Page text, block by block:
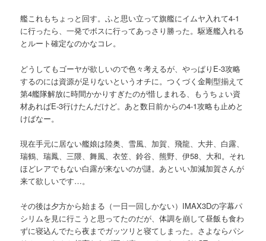
艦これもちょっと回す。ふと思い立って旗艦にイムヤ入れて4-1
に行ったら、一発でボスに行ってあっさり勝った。駆逐艦入れる
とルート確定なのかなコレ。
どうしてもゴーヤが欲しいので色々考えるが、やっぱりE-3攻略
するのには資源が足りないというオチに。つくづく金剛型揃えて
第4艦隊解放に時間かかりすぎたのが惜しまれる、もうちょい資
材あればE-3行けたんだけど。あと数日前からの4-1攻略も止めと
けばなー。
現在手元に居ない艦娘は陸奥、雪風、加賀、飛龍、大井、白露、
瑞鶴、瑞鳳、三隈、舞風、衣笠、鈴谷、熊野、伊58、大和。それ
ほどレアでもない白露が来ないのが謎。あといい加減加賀さんが
来て欲しいです…。
その後は夕方から始まる（一日一回しかない）IMAX3Dの字幕パ
シリムを見に行こうと思ってたのだが、体調を崩して昼飯も食わ
ずに寝込んでたら夜までガッツリと寝てしまった。さよならパシ